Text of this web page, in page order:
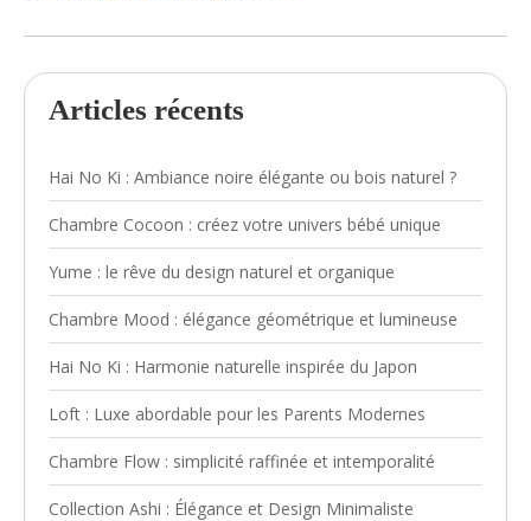
Articles récents
Hai No Ki : Ambiance noire élégante ou bois naturel ?
Chambre Cocoon : créez votre univers bébé unique
Yume : le rêve du design naturel et organique
Chambre Mood : élégance géométrique et lumineuse
Hai No Ki : Harmonie naturelle inspirée du Japon
Loft : Luxe abordable pour les Parents Modernes
Chambre Flow : simplicité raffinée et intemporalité
Collection Ashi : Élégance et Design Minimaliste